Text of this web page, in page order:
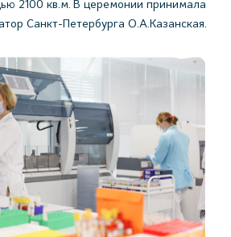
2100 кв.м. В церемонии принимала
Санкт-Петербурга О.А.Казанская.